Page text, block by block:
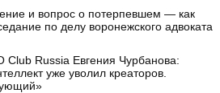
и вопрос о потерпевшем — как
по делу воронежского адвоката
Club Russia Евгения Чурбанова:
уже уволил креаторов.